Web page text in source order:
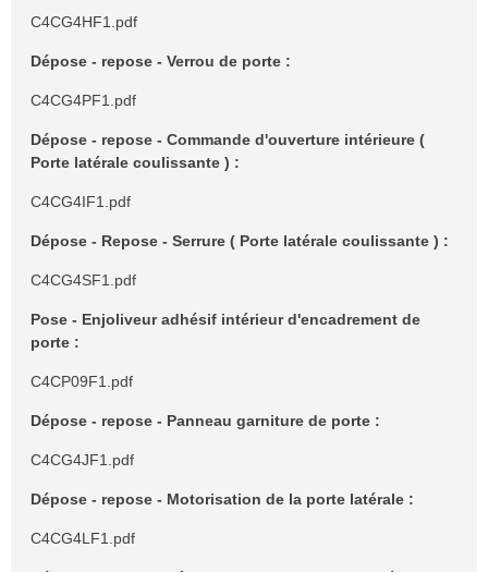
a
e
C4CG4HF1.pdf
Dépose - repose - Verrou de porte :
C4CG4PF1.pdf
Dépose - repose - Commande d'ouverture intérieure (
Porte latérale coulissante ) :
C4CG4IF1.pdf
Dépose - Repose - Serrure ( Porte latérale coulissante ) :
C4CG4SF1.pdf
Pose - Enjoliveur adhésif intérieur d'encadrement de
porte :
C4CP09F1.pdf
Dépose - repose - Panneau garniture de porte :
C4CG4JF1.pdf
Dépose - repose - Motorisation de la porte latérale :
C4CG4LF1.pdf